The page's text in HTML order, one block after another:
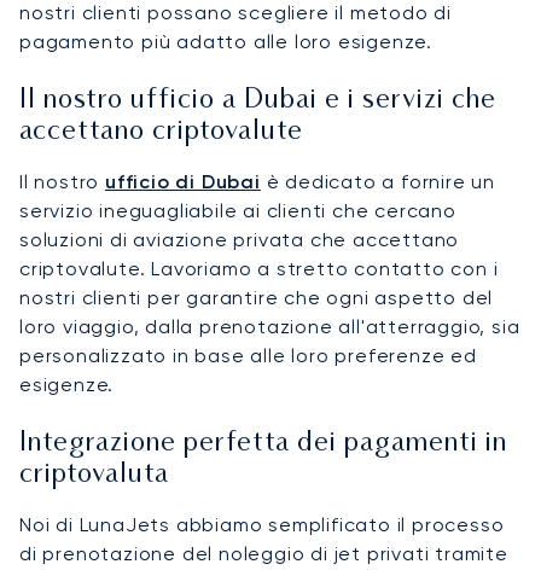
nostri clienti possano scegliere il metodo di
pagamento più adatto alle loro esigenze.
Il nostro ufficio a Dubai e i servizi che
accettano criptovalute
Il nostro ufficio di Dubai è dedicato a fornire un
servizio ineguagliabile ai clienti che cercano
soluzioni di aviazione privata che accettano
criptovalute. Lavoriamo a stretto contatto con i
nostri clienti per garantire che ogni aspetto del
loro viaggio, dalla prenotazione all'atterraggio, sia
personalizzato in base alle loro preferenze ed
esigenze.
Integrazione perfetta dei pagamenti in
criptovaluta
Noi di LunaJets abbiamo semplificato il processo
di prenotazione del noleggio di jet privati tramite